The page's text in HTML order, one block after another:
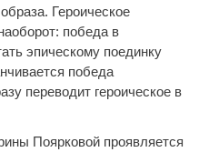
Героическое
победа в
эпическому поединку
победа
переводит героическое в
Поярковой проявляется